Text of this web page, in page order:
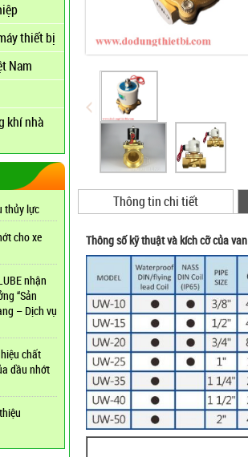
thiết bị
Nam
khí nhà
thủy lực
cho xe
nhận
“Sản
– Dịch vụ
chất
dầu nhớt
Thông tin chi tiết
Thông số kỹ thuật và kích cỡ của